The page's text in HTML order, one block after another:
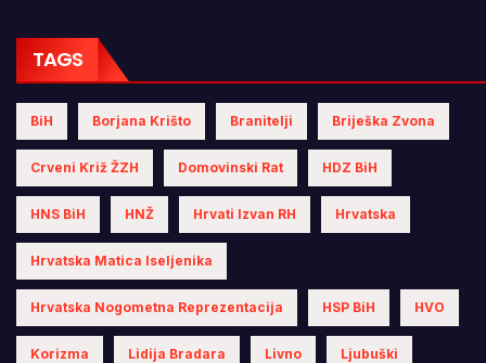
TAGS
BiH Borjana Krišto Branitelji Briješka Zvona
Crveni Križ ŽZH Domovinski Rat HDZ BiH
HNS BiH HNŽ Hrvati Izvan RH Hrvatska
Hrvatska Matica Iseljenika
Hrvatska Nogometna Reprezentacija HSP BiH HVO
Korizma Lidija Bradara Livno Ljubuški